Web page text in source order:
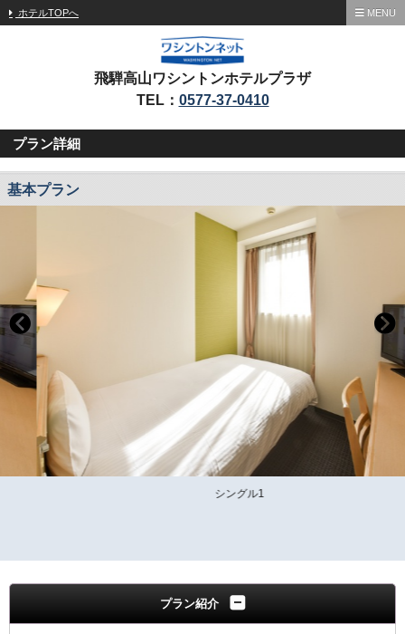
ホテルTOPへ MENU
飛騨高山ワシントンホテルプラザ
TEL： 0577-37-0410
プラン詳細
基本プラン
シングル1
プラン紹介